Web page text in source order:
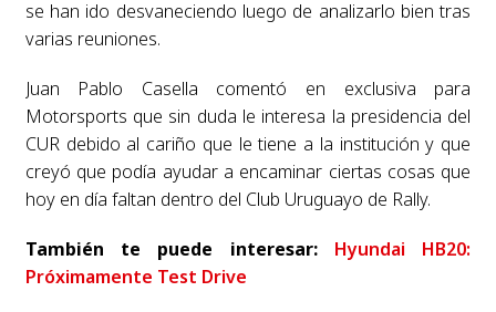
se han ido desvaneciendo luego de analizarlo bien tras
varias reuniones.
Juan Pablo Casella comentó en exclusiva para
Motorsports que sin duda le interesa la presidencia del
CUR debido al cariño que le tiene a la institución y que
creyó que podía ayudar a encaminar ciertas cosas que
hoy en día faltan dentro del Club Uruguayo de Rally.
También te puede interesar: Hyundai HB20:
Próximamente Test Drive